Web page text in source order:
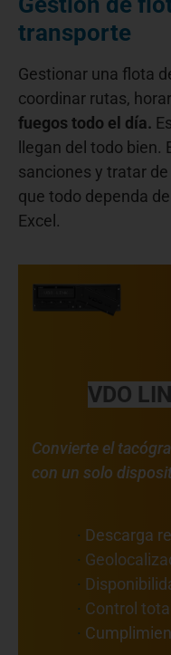
transporte
Gestionar una flota
coordinar rutas,
fuegos todo el día.
llegan del todo
sanciones y tratar
que todo dependa
Excel.
VDO
Convierte el
con un solo
· Descarga
·
·
· Control
·